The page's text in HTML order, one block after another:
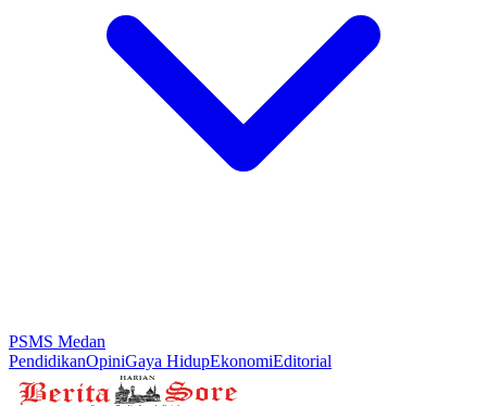
PSMS Medan
PendidikanOpiniGaya HidupEkonomiEditorial